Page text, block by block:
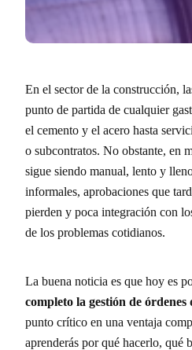
En el sector de la construcción,
punto de partida de cualquier
el cemento y el acero hasta
o subcontratos. No obstante, en
sigue siendo manual, lento y
informales, aprobaciones que
pierden y poca integración con
de los problemas cotidianos.
La buena noticia es que hoy es
completo la gestión de órdenes
punto crítico en una ventaja
aprenderás por qué hacerlo, qué